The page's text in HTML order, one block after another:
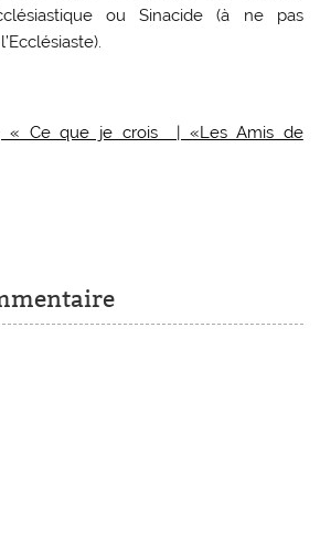
ou Sinacide (à ne pas
« Ce que je crois | «Les Amis de